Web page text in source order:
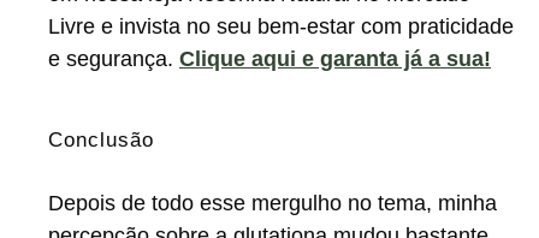
Livre e invista no seu bem-estar com praticidade
e segurança. Clique aqui e garanta já a sua!
Conclusão
Depois de todo esse mergulho no tema, minha